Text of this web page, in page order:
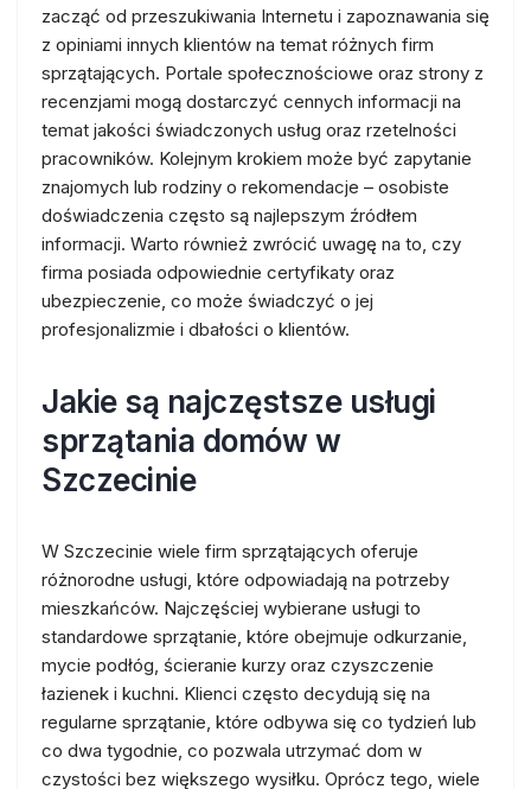
zacząć od przeszukiwania Internetu i zapoznawania się
z opiniami innych klientów na temat różnych firm
sprzątających. Portale społecznościowe oraz strony z
recenzjami mogą dostarczyć cennych informacji na
temat jakości świadczonych usług oraz rzetelności
pracowników. Kolejnym krokiem może być zapytanie
znajomych lub rodziny o rekomendacje – osobiste
doświadczenia często są najlepszym źródłem
informacji. Warto również zwrócić uwagę na to, czy
firma posiada odpowiednie certyfikaty oraz
ubezpieczenie, co może świadczyć o jej
profesjonalizmie i dbałości o klientów.
Jakie są najczęstsze usługi
sprzątania domów w
Szczecinie
W Szczecinie wiele firm sprzątających oferuje
różnorodne usługi, które odpowiadają na potrzeby
mieszkańców. Najczęściej wybierane usługi to
standardowe sprzątanie, które obejmuje odkurzanie,
mycie podłóg, ścieranie kurzy oraz czyszczenie
łazienek i kuchni. Klienci często decydują się na
regularne sprzątanie, które odbywa się co tydzień lub
co dwa tygodnie, co pozwala utrzymać dom w
czystości bez większego wysiłku. Oprócz tego, wiele